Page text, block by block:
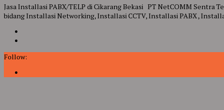
Jasa Installasi PABX/TELP di Cikarang Bekasi PT NetCOMM Sentra
bidang Installasi Networking, Installasi CCTV, Installasi PABX ,
Follow: